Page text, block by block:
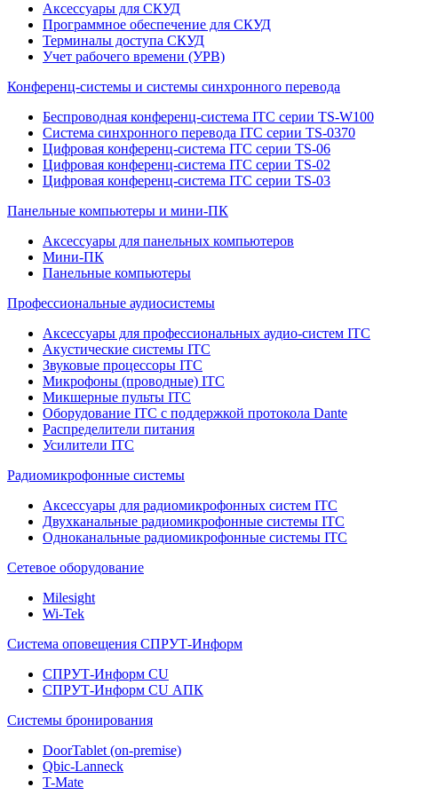
Аксессуары для СКУД
Программное обеспечение для СКУД
Терминалы доступа СКУД
Учет рабочего времени (УРВ)
Конференц-системы и системы синхронного перевода
Беспроводная конференц-система ITC серии TS-W100
Система синхронного перевода ITC серии TS-0370
Цифровая конференц-система ITC серии TS-06
Цифровая конференц-система ITC серии TS-02
Цифровая конференц-система ITC серии TS-03
Панельные компьютеры и мини-ПК
Аксессуары для панельных компьютеров
Мини-ПК
Панельные компьютеры
Профессиональные аудиосистемы
Аксессуары для профессиональных аудио-систем ITC
Акустические системы ITC
Звуковые процессоры ITC
Микрофоны (проводные) ITC
Микшерные пульты ITC
Оборудование ITC с поддержкой протокола Dante
Распределители питания
Усилители ITC
Радиомикрофонные системы
Аксессуары для радиомикрофонных систем ITC
Двухканальные радиомикрофонные системы ITC
Одноканальные радиомикрофонные системы ITC
Сетевое оборудование
Milesight
Wi-Tek
Система оповещения СПРУТ-Информ
СПРУТ-Информ CU
СПРУТ-Информ CU АПК
Системы бронирования
DoorTablet (on-premise)
Qbic-Lanneck
T-Mate